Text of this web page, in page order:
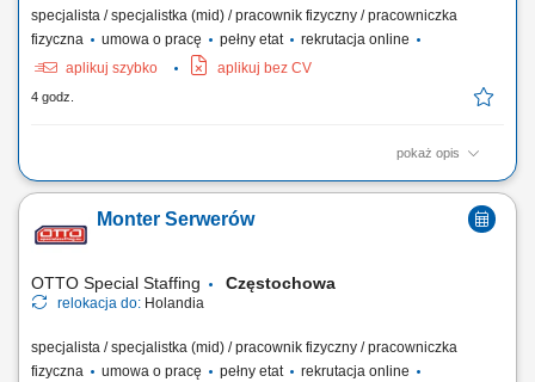
specjalista / specjalistka (mid) / pracownik fizyczny / pracowniczka
fizyczna
umowa o pracę pełny etat
rekrutacja online
aplikuj szybko
aplikuj bez CV
4 godz.
pokaż opis
Praca w firmie oznacza pracę w szybko rozwijającej się,
środowiska, w którym liczą się innowacje i rozwój. Jasne procesy i
praca zespołowa pomagają ludziom skutecznie współpracować. Masz
Monter Serwerów
OTTO Special Staffing Częstochowa
relokacja do: Holandia
specjalista / specjalistka (mid) / pracownik fizyczny / pracowniczka
fizyczna
umowa o pracę pełny etat
rekrutacja online